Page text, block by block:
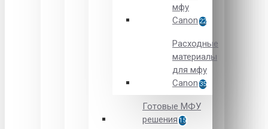
мфу
Canon 22
Расходные
материалы
для мфу
Canon 35
Готовые МФУ
решения 15